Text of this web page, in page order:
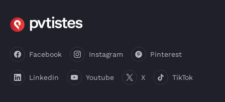
Facebook Instagram Pinterest
Linkedin Youtube X TikTok